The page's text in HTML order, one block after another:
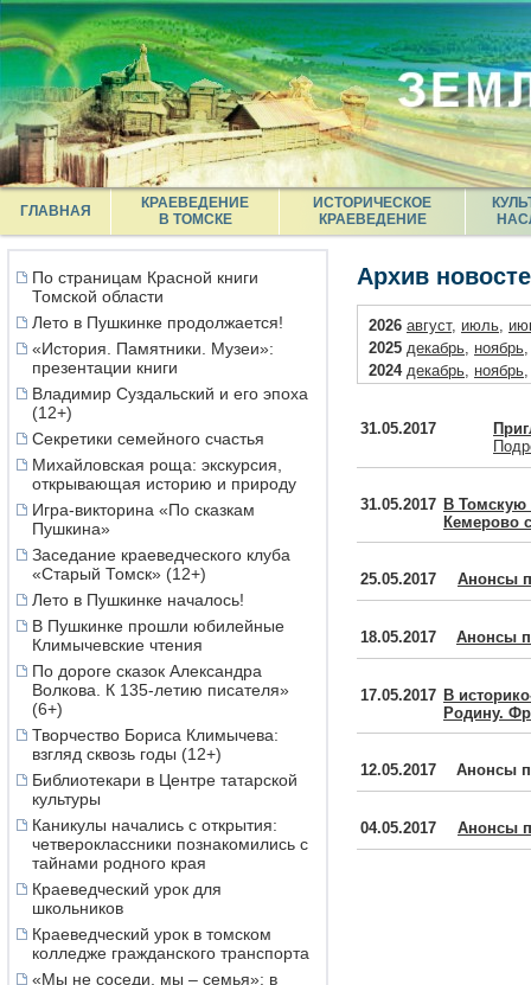
ГЛАВНАЯ
КРАЕВЕДЕНИЕ
В ТОМСКЕ
ИСТОРИЧЕСКОЕ
КРАЕВЕДЕНИЕ
По страницам Красной книги
Томской области
Лето в Пушкинке продолжается!
«История. Памятники. Музеи»:
презентации книги
Владимир Суздальский и его эпоха
(12+)
Секретики семейного счастья
Михайловская роща: экскурсия,
открывающая историю и природу
Игра-викторина «По сказкам
Пушкина»
Заседание краеведческого клуба
«Старый Томск» (12+)
Лето в Пушкинке началось!
В Пушкинке прошли юбилейные
Климычевские чтения
По дороге сказок Александра
Волкова. К 135-летию писателя»
(6+)
Творчество Бориса Климычева:
взгляд сквозь годы (12+)
Библиотекари в Центре татарской
культуры
Каникулы начались с открытия:
четвероклассники познакомились с
тайнами родного края
Краеведческий урок для
школьников
Краеведческий урок в томском
колледже гражданского транспорта
«Мы не соседи, мы – семья»: в
Архив
2026 август, июль,
2025 декабрь, ноябрь
2024 декабрь, ноябрь
2021 декабрь октябрь
ноябрь
2018 декабрь,ноябрь
декабрь,ноябрь
2015 декабрь,ноябрь
2014 декабрь,ноябрь
2012 декабрь,ноябрь
2011 декабрь,ноябрь
2010 декабрь
31.05.2017
31.05.2017 В Томскую
Кемерово
25.05.2017 Анонсы
18.05.2017 Анонсы
17.05.2017 В
Родину.
12.05.2017 Анонсы
04.05.2017 Анонсы